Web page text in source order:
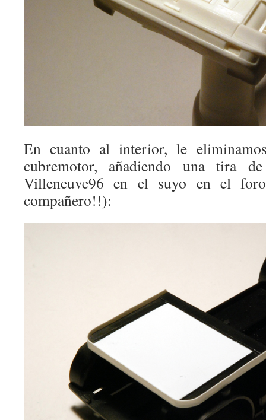
En cuanto al interior, le
cubremotor, añadiendo una tira
Villeneuve96 en el suyo en el
compañero!!):